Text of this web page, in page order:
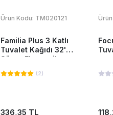
Ürün Kodu: TM020121
Familia Plus 3 Katlı
Tuvalet Kağıdı 32'li
Süper Ekonomik
(2)
336,35 TL